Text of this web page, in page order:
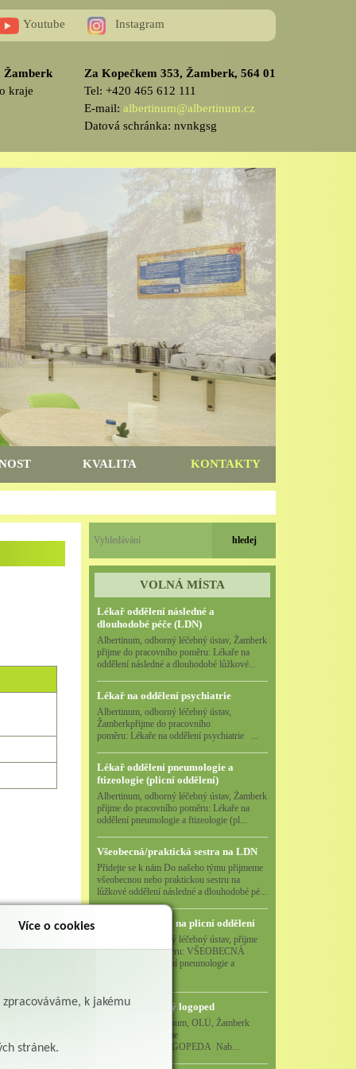
Youtube Instagram
Za Kopečkem 353, Žamberk, 564 01
Tel: +420 465 612 111
E-mail:albertinum@albertinum.cz
Datová schránka: nvnkgsg
Žamberk
kraje
KVALITA KONTAKTY
VOLNÁ MÍSTA
Lékař oddělení následné a
dlouhodobé péče (LDN)
Albertinum, odborný léčebný ústav, Žamberk
přijme do pracovního poměru: Lékaře na
oddělení následné a dlouhodobé lůžkové...
Lékař na oddělení psychiatrie
Albertinum, odborný léčebný ústav,
Žamberkpřijme do pracovního
poměru: Lékaře na oddělení psychiatrie ...
Lékař oddělení pneumologie a
ftizeologie (plicní oddělení)
Albertinum, odborný léčebný ústav, Žamberk
přijme do pracovního poměru: Lékaře na
oddělení pneumologie a ftizeologie (pl...
Všeobecná/praktická sestra na LDN
Přidejte se k nám Do našeho týmu přijmeme
všeobecnou nebo praktickou sestru na
lůžkové oddělení následné a dlouhodobé pé...
Všeobecná sestra na plicní oddělení
Albertinum, odborný léčebný ústav, přijme
do pracovního poměru: VŠEOBECNÁ
SESTRA na oddělení pneumologie a
Logoped/klinický logoped
Albertinum, OLÚ, Žamberk
přijme
KLINICKÉHO LOGOPEDA Nab...
Více o cookies
k jakému
stránek.